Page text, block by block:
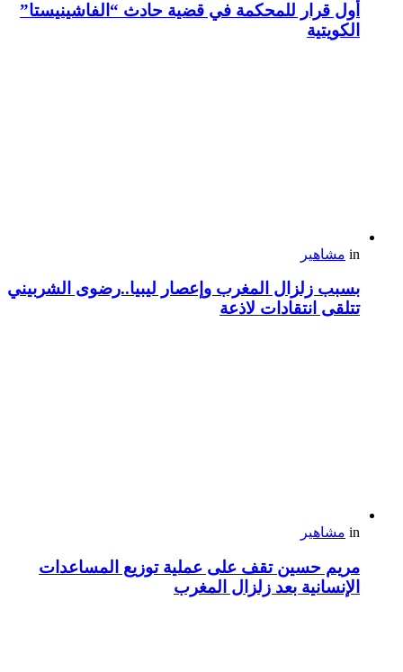
أول قرار للمحكمة في قضية حادث “الفاشينيستا”
الكويتية
in مشاهير
بسبب زلزال المغرب وإعصار ليبيا..رضوى الشربيني
تتلقى انتقادات لاذعة
in مشاهير
مريم حسين تقف على عملية توزيع المساعدات
الإنسانية بعد زلزال المغرب